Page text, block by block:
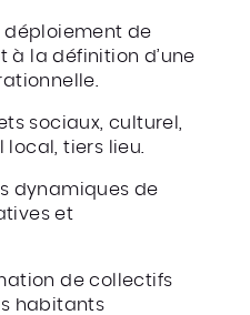
de
à la définition d’une
sociaux, culturel,
tiers lieu.
dynamiques de
et
de collectifs
habitants